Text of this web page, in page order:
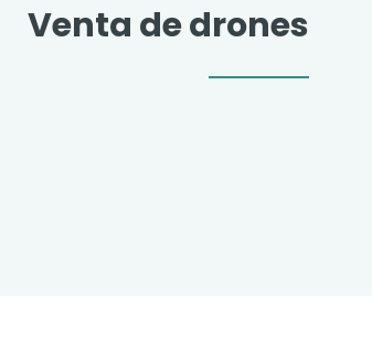
Venta de drones